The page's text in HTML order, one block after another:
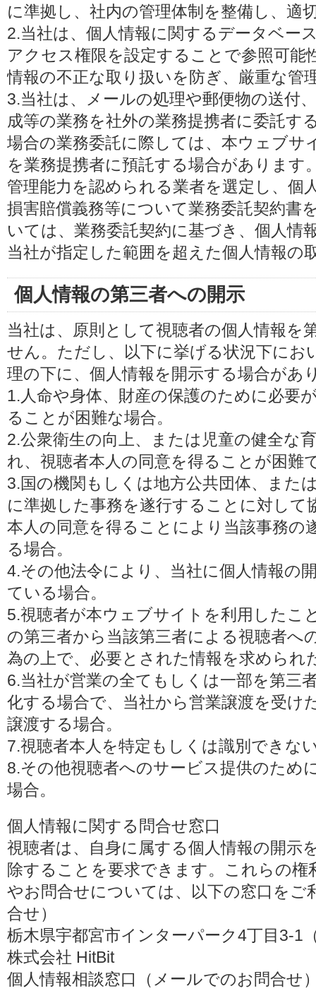
に準拠し、社内の管理体制を整備し、適
2.当社は、個人情報に関するデータベー
アクセス権限を設定することで参照可能
情報の不正な取り扱いを防ぎ、厳重な管
3.当社は、メールの処理や郵便物の送付
成等の業務を社外の業務提携者に委託す
場合の業務委託に際しては、本ウェブサ
を業務提携者に預託する場合があります
管理能力を認められる業者を選定し、個
損害賠償義務等について業務委託契約書
いては、業務委託契約に基づき、個人情
当社が指定した範囲を超えた個人情報の
個人情報の第三者への開示
当社は、原則として視聴者の個人情報を
せん。ただし、以下に挙げる状況下にお
理の下に、個人情報を開示する場合があ
1.人命や身体、財産の保護のために必要
ることが困難な場合。
2.公衆衛生の向上、または児童の健全な
れ、視聴者本人の同意を得ることが困難
3.国の機関もしくは地方公共団体、また
に準拠した事務を遂行することに対して
本人の同意を得ることにより当該事務の
る場合。
4.その他法令により、当社に個人情報の
ている場合。
5.視聴者が本ウェブサイトを利用したこ
の第三者から当該第三者による視聴者へ
為の上で、必要とされた情報を求められ
6.当社が営業の全てもしくは一部を第三
化する場合で、当社から営業譲渡を受け
譲渡する場合。
7.視聴者本人を特定もしくは識別できな
8.その他視聴者へのサービス提供のため
場合。
個人情報に関する問合せ窓口
視聴者は、自身に属する個人情報の開示
除することを要求できます。これらの権
やお問合せについては、以下の窓口をご
合せ）
栃木県宇都宮市インターパーク4丁目3-1
株式会社 HitBit
個人情報相談窓口（メールでのお問合せ